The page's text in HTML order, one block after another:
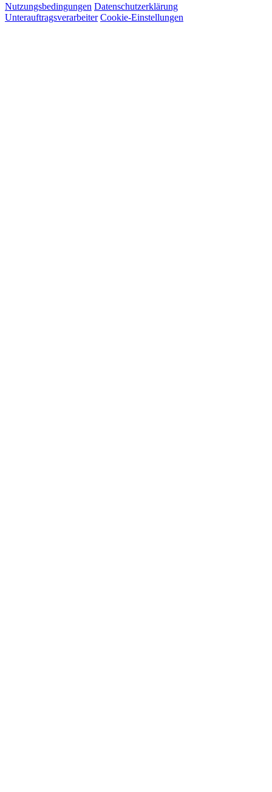
Nutzungsbedingungen Datenschutzerklärung
Unterauftragsverarbeiter Cookie-Einstellungen